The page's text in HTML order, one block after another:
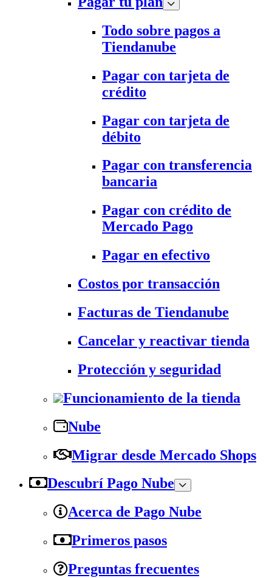
Todo sobre pagos a
Tiendanube
Pagar con tarjeta de
crédito
Pagar con tarjeta de
débito
Pagar con transferencia
bancaria
Pagar con crédito de
Mercado Pago
Pagar en efectivo
Costos por transacción
Facturas de Tiendanube
Cancelar y reactivar tienda
Protección y seguridad
Funcionamiento de la tienda
Nube
Migrar desde Mercado Shops
Descubrí Pago Nube
Acerca de Pago Nube
Primeros pasos
Preguntas frecuentes